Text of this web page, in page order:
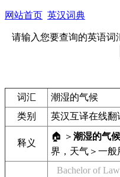
网站首页 英汉词典
请输入您要查询的英语词
词汇
潮湿的气候
类别
英汉互译在线翻
释义
🏠 ＞ 潮湿的气候
界，天气＞一般
Bachelor of